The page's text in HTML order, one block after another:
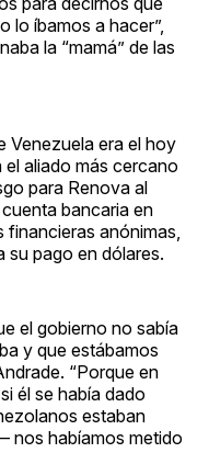
lo íbamos a hacer”,
la “mamá” de las
Venezuela era el hoy
aliado más cercano
para Renova al
bancaria en
anónimas,
su pago en dólares.
el gobierno no sabía
y que estábamos
“Porque en
él se había dado
estaban
nos habíamos metido